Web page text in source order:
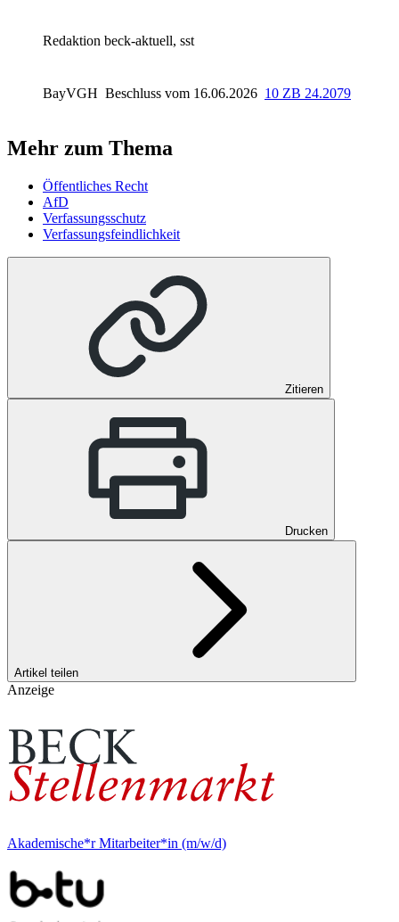
Redaktion beck-aktuell, sst
BayVGH Beschluss vom 16.06.2026 10 ZB 24.2079
Mehr zum Thema
Öffentliches Recht
AfD
Verfassungsschutz
Verfassungsfeindlichkeit
Zitieren
Drucken
Artikel teilen
Anzeige
Akademische*r Mitarbeiter*in (m/w/d)